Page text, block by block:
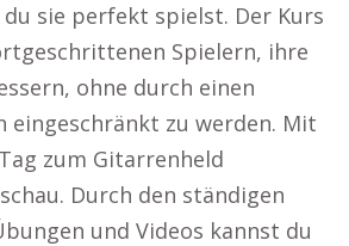
sie perfekt spielst. Der Kurs
Spielern, ihre
ohne durch einen
eingeschränkt zu werden. Mit
zum Gitarrenheld
Durch den ständigen
und Videos kannst du